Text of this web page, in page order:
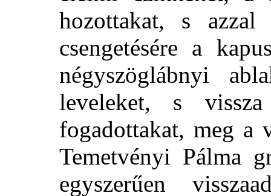
hozottakat, s azzal
csengetésére a
négyszöglábnyi
leveleket, s
fogadottakat, meg a
Temetvényi Pálma
egyszerűen